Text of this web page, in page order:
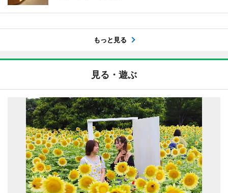
もっと見る
見る・遊ぶ